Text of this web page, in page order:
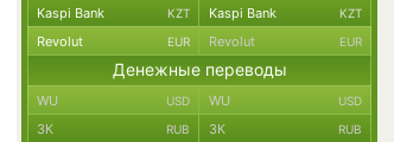
Kaspi Bank KZT Kaspi Bank KZT
Revolut EUR Revolut EUR
Денежные переводы
WU USD WU USD
ЗК RUB ЗК RUB